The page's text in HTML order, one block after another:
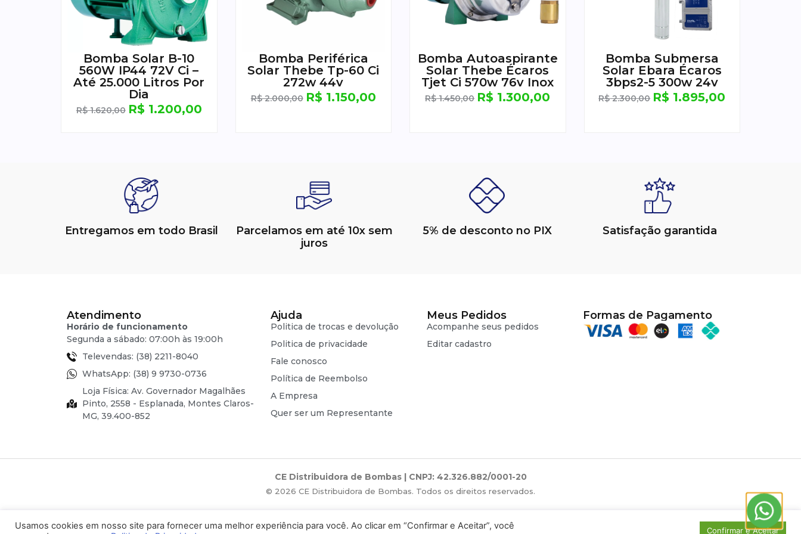
Bomba Solar B-10
560W IP44 72V Ci –
Até 25.000 Litros Por
Dia
R$1.620,00 R$1.200,00
Bomba Periférica
Solar Thebe Tp-60 Ci
272w 44v
R$2.000,00 R$1.150,00
Bomba Autoaspirante
Solar Thebe Écaros
Tjet Ci 570w 76v Inox
R$1.450,00 R$ 1.300,00
Bomba Submersa
Solar Ebara Écaros
3bps2-5 300w 24v
R$2.300,00 R$ 1.895,00
Entregamos em todo Brasil
Parcelamos em até 10x sem
juros
5% de desconto no PIX Satisfação garantida
Atendimento
Horário de funcionamento
Segunda a sábado: 07:00h às 19:00h
Televendas: (38) 2211-8040
WhatsApp: (38) 9 9730-0736
Loja Física: Av. Governador Magalhães
Pinto, 2558 - Esplanada, Montes Claros-
MG, 39.400-852
Ajuda
Politica de trocas e devolução
Politica de privacidade
Fale conosco
Política de Reembolso
A Empresa
Quer ser um Representante
Meus Pedidos
Acompanhe seus pedidos
Editar cadastro
Formas de Pagamento
CE Distribuidora de Bombas | CNPJ: 42.326.882/0001-20
© 2026 CE Distribuidora de Bombas. Todos os direitos reservados.
Usamos cookies em nosso site para fornecer uma melhor experiência para você. Ao clicar em “Confirmar e Aceitar”, você
Confirmar e Aceitar